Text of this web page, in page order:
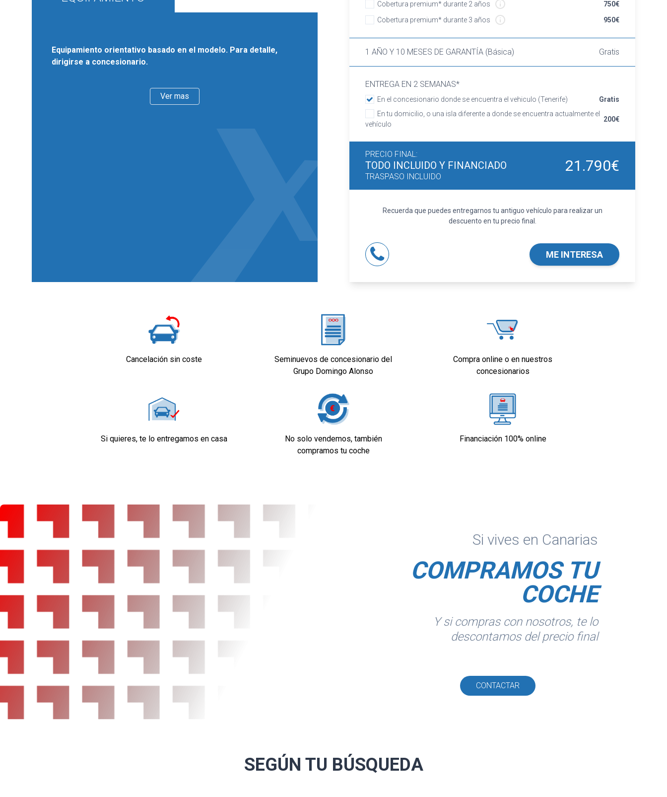
Equipamiento orientativo basado en el modelo. Para detalle,
dirigirse a concesionario.
Ver mas
Cobertura premium* durante 2 años
750€
Cobertura premium* durante 3 años
950€
1 AÑO Y 10 MESES DE GARANTÍA (Básica) Gratis
ENTREGA EN 2 SEMANAS*
En el concesionario donde se encuentra el vehiculo (Tenerife)
Gratis
En tu domicilio, o una isla diferente a donde se encuentra actualmente el
vehículo
200€
PRECIO FINAL:
TODO INCLUIDO Y FINANCIADO
TRASPASO INCLUIDO
21.790€
Recuerda que puedes entregarnos tu antiguo vehículo para realizar un
descuento en tu precio final.
ME INTERESA
Cancelación sin coste
Seminuevos de concesionario del
Grupo Domingo Alonso
Compra online o en nuestros
concesionarios
Si quieres, te lo entregamos en casa
No solo vendemos, también
compramos tu coche
Financiación 100% online
Si vives en Canarias
COMPRAMOS TU
COCHE
Y si compras con nosotros, te lo
descontamos del precio final
CONTACTAR
SEGÚN TU BÚSQUEDA